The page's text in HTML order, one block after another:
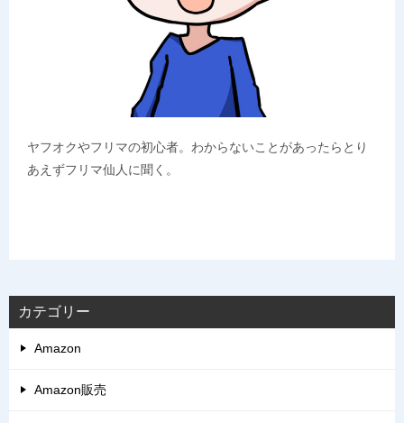
ヤフオクやフリマの初心者。わからないことがあったらとり
あえずフリマ仙人に聞く。
カテゴリー
Amazon
Amazon販売